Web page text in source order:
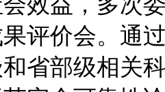
评价会。通
省部级相关